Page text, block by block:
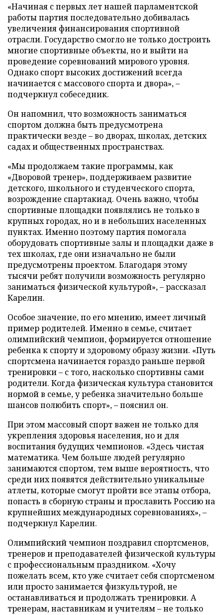
«Начиная с первых лет нашей парламентской
работы партия последовательно добивалась
увеличения финансирования спортивной
отрасли. Государство смогло не только достроить
многие спортивные объекты, но и выйти на
проведение соревнований мирового уровня.
Однако спорт высоких достижений всегда
начинается с массового спорта и двора», –
подчеркнул собеседник.
Он напомнил, что возможность заниматься
спортом должна быть предусмотрена
практически везде – во дворах, школах, детских
садах и общественных пространствах.
«Мы продолжаем такие программы, как
«Дворовой тренер», поддерживаем развитие
детского, школьного и студенческого спорта,
возрождение спартакиад. Очень важно, чтобы
спортивные площадки появлялись не только в
крупных городах, но и в небольших населенных
пунктах. Именно поэтому партия помогала
оборудовать спортивные залы и площадки даже в
тех школах, где они изначально не были
предусмотрены проектом. Благодаря этому
тысячи ребят получили возможность регулярно
заниматься физической культурой», – рассказал
Карелин.
Особое значение, по его мнению, имеет личный
пример родителей. Именно в семье, считает
олимпийский чемпион, формируется отношение
ребенка к спорту и здоровому образу жизни. «Путь
спортсмена начинается гораздо раньше первой
тренировки – с того, насколько спортивны сами
родители. Когда физическая культура становится
нормой в семье, у ребенка значительно больше
шансов полюбить спорт», – пояснил он.
При этом массовый спорт важен не только для
укрепления здоровья населения, но и для
воспитания будущих чемпионов. «Здесь чистая
математика. Чем больше людей регулярно
занимаются спортом, тем выше вероятность, что
среди них появятся действительно уникальные
атлеты, которые смогут пройти все этапы отбора,
попасть в сборную страны и прославить Россию на
крупнейших международных соревнованиях», –
подчеркнул Карелин.
Олимпийский чемпион поздравил спортсменов,
тренеров и преподавателей физической культуры
с профессиональным праздником. «Хочу
пожелать всем, кто уже считает себя спортсменом
или просто занимается физкультурой, не
останавливаться и продолжать тренировки. А
тренерам, наставникам и учителям – не только